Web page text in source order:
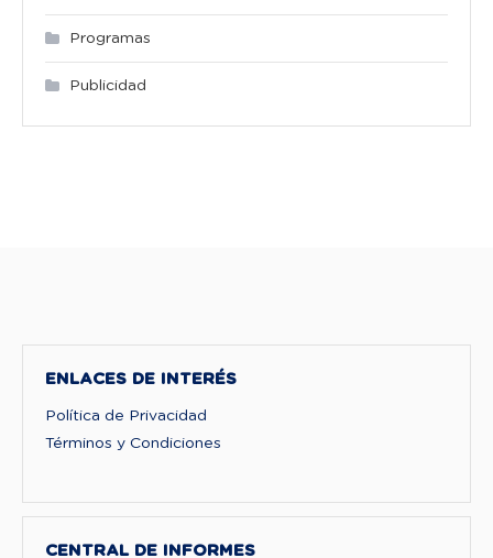
Programas
Publicidad
ENLACES DE INTERÉS
Política de Privacidad
Términos y Condiciones
CENTRAL DE INFORMES